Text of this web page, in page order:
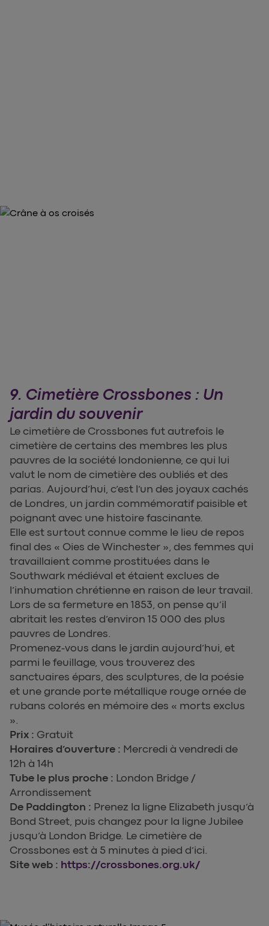
9. Cimetière Crossbones : Un
jardin du souvenir
Le cimetière de Crossbones fut autrefois le
cimetière de certains des membres les plus
pauvres de la société londonienne, ce qui lui
valut le nom de cimetière des oubliés et des
parias. Aujourd’hui, c’est l’un des joyaux cachés
de Londres, un jardin commémoratif paisible et
poignant avec une histoire fascinante.
Elle est surtout connue comme le lieu de repos
final des « Oies de Winchester », des femmes qui
travaillaient comme prostituées dans le
Southwark médiéval et étaient exclues de
l’inhumation chrétienne en raison de leur travail.
Lors de sa fermeture en 1853, on pense qu’il
abritait les restes d’environ 15 000 des plus
pauvres de Londres.
Promenez-vous dans le jardin aujourd’hui, et
parmi le feuillage, vous trouverez des
sanctuaires épars, des sculptures, de la poésie
et une grande porte métallique rouge ornée de
rubans colorés en mémoire des « morts exclus
».
Prix : Gratuit
Horaires d’ouverture : Mercredi à vendredi de
12h à 14h
Tube le plus proche : London Bridge /
Arrondissement
De Paddington : Prenez la ligne Elizabeth jusqu’à
Bond Street, puis changez pour la ligne Jubilee
jusqu’à London Bridge. Le cimetière de
Crossbones est à 5 minutes à pied d’ici.
Site web : https://crossbones.org.uk/